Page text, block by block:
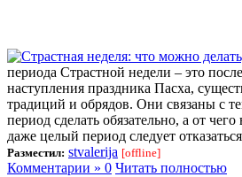
периода Страстной недели – это
наступления праздника Пасха,
традиций и обрядов. Они связаны с
период сделать обязательно, а от
даже целый период следует
Разместил: stvalerija [offline]
Комментарии » 0 Читать полностью